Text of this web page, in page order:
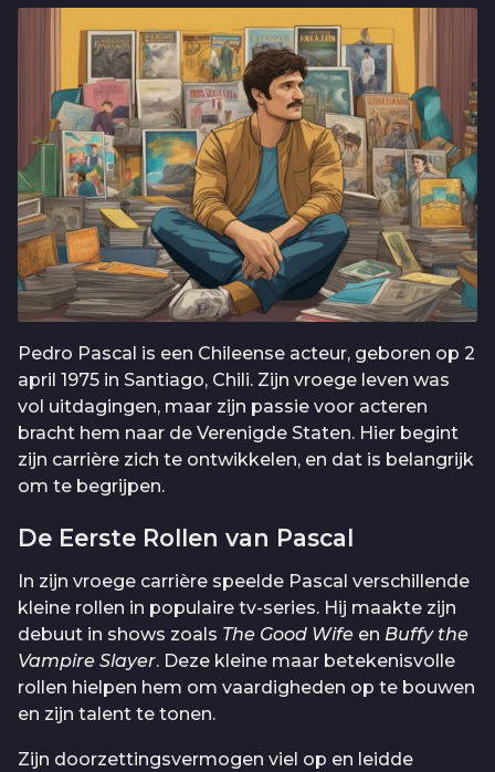
Pedro Pascal is een Chileense acteur, geboren op 2
april 1975 in Santiago, Chili. Zijn vroege leven was
vol uitdagingen, maar zijn passie voor acteren
bracht hem naar de Verenigde Staten. Hier begint
zijn carrière zich te ontwikkelen, en dat is belangrijk
om te begrijpen.
De Eerste Rollen van Pascal
In zijn vroege carrière speelde Pascal verschillende
kleine rollen in populaire tv-series. Hij maakte zijn
debuut in shows zoals The Good Wife en Buffy the
Vampire Slayer. Deze kleine maar betekenisvolle
rollen hielpen hem om vaardigheden op te bouwen
en zijn talent te tonen.
Zijn doorzettingsvermogen viel op en leidde